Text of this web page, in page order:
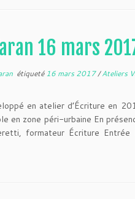
16 mars
étiqueté16 mars 2017/Ateliers
en atelier d’Écriture en
en zone péri-urbaine En
formateur Écriture Entrée